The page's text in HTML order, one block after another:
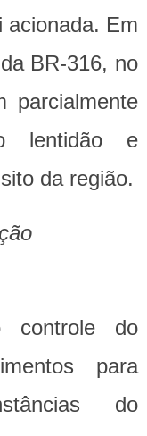
acionada. Em
BR-316, no
parcialmente
lentidão e
da região.
controle do
para
do